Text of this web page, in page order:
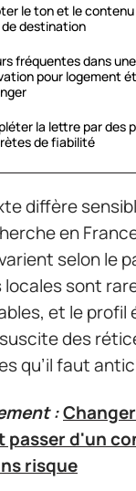
le ton et le contenu
de destination
fréquentes dans
pour logement
la lettre par des
de fiabilité
diffère
en
selon le
sont
et le profil
des
qu’il faut
:
passer d'un
risque